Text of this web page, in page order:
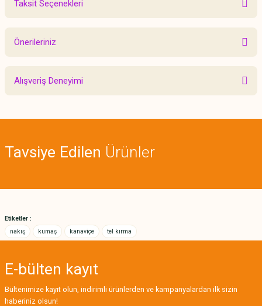
Taksit Seçenekleri
Önerileriniz
Bu ürünün fiyat bilgisi, resim, ürün açıklamalarında ve diğer konularda
yetersiz gördüğünüz noktaları öneri formunu kullanarak tarafımıza
Ürün açıklamasında eksik bilgiler bulunuyor.
Alışveriş Deneyimi
Tavsiye Edilen Ürünler
Etiketler :
nakış
kumaş kanaviçe tel kırma
E-bülten kayıt
Bültenimize kayıt olun, indirimli ürünlerden ve kampanyalardan ilk sizin
haberiniz olsun!